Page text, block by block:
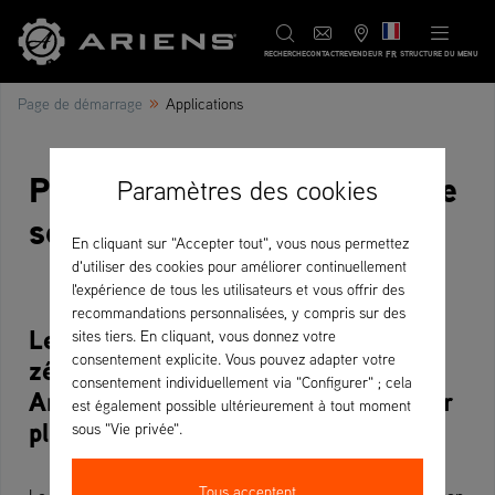
RECHERCHECONTACTREVENDEUR FR STRUCTURE DU MENU
Page de démarrage » Applications
Plusieurs applications - Une
seule marque
Les tondeuses à rayon de braquage
zéro Ariens et les fraises à neige
Ariens vous permettent de consacrer
plus de temps à d'autres choses.
Paramètres des cookies
En cliquant sur "Accepter tout", vous nous permettez
d'utiliser des cookies pour améliorer continuellement
l'expérience de tous les utilisateurs et vous offrir des
recommandations personnalisées, y compris sur des
sites tiers. En cliquant, vous donnez votre
consentement explicite. Vous pouvez adapter votre
consentement individuellement via "Configurer" ; cela
est également possible ultérieurement à tout moment
sous "Vie privée".